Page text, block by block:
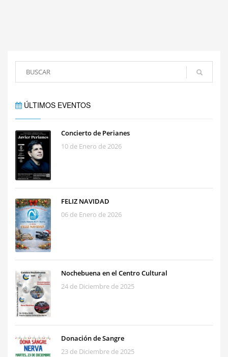
ÚLTIMOS EVENTOS
Concierto de Perianes
10 de Enero de 2026
FELIZ NAVIDAD
06 de Enero de 2026
Nochebuena en el Centro Cultural
24 de Diciembre de 2025
Donación de Sangre
23 de Diciembre de 2025